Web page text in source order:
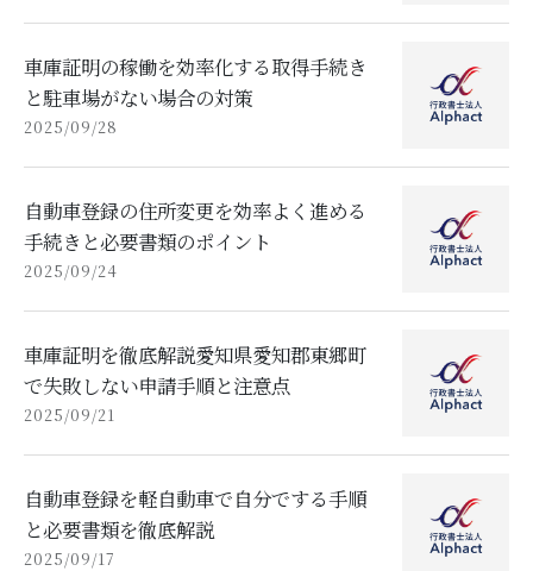
車庫証明の稼働を効率化する取得手続き
と駐車場がない場合の対策
2025/09/28
自動車登録の住所変更を効率よく進める
手続きと必要書類のポイント
2025/09/24
車庫証明を徹底解説愛知県愛知郡東郷町
で失敗しない申請手順と注意点
2025/09/21
自動車登録を軽自動車で自分でする手順
と必要書類を徹底解説
2025/09/17